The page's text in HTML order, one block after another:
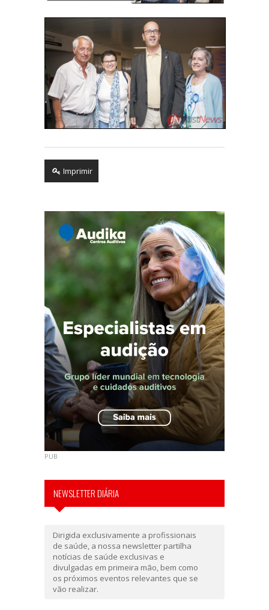
Imprimir
PUB
NEWSLETTER DIÁRIA
Dirigida exclusivamente a profissionais
de saúde, a nossa newsletter partilha
notícias de saúde exclusivas e
divulgadas em primeira mão, bem como
os próximos eventos relevantes que se
vão realizar.